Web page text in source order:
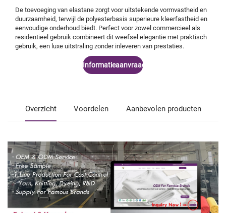
De toevoeging van elastane zorgt voor uitstekende vormvastheid en
duurzaamheid, terwijl de polyesterbasis superieure kleerfastheid en
eenvoudige onderhoud biedt. Perfect voor zowel commercieel als
residentieel gebruik combineert dit weefsel elegantie met praktisch
gebruik, een luxe uitstraling zonder inleveren van prestaties.
Informatieaanvraag
Overzicht Voordelen Aanbevolen producten